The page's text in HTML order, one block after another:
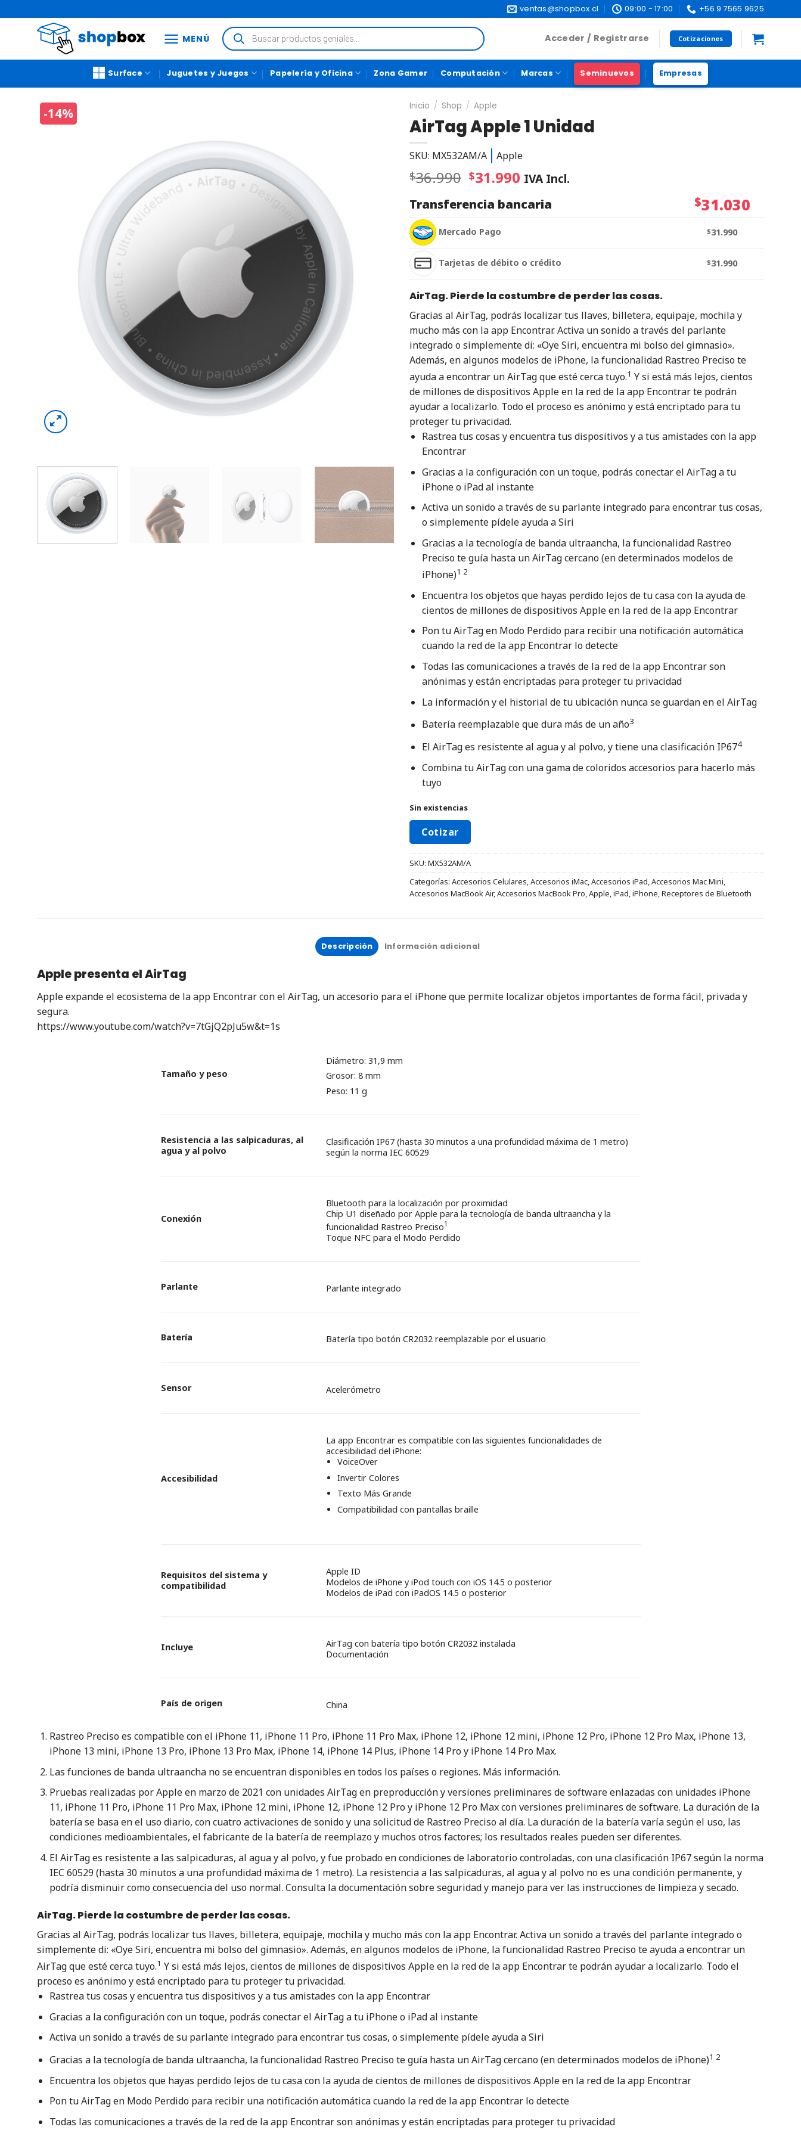
ventas@shopbox.cl 09:00 - 17:00 +56 9 7565 9625
MENÚ Acceder / Registrarse Cotizaciones
Surface Juguetes y Juegos Papelería y Oficina Zona Gamer Computación Marcas Seminuevos Empresas
-14% Inicio / Shop / Apple
AirTag Apple 1 Unidad
SKU: MX532AM/A Apple
$36.990 $31.990 IVA Incl.
Transferencia bancaria
$31.030
Mercado Pago $31.990
Tarjetas de débito o crédito $31.990
AirTag. Pierde la costumbre de perder las cosas.
Gracias al AirTag, podrás localizar tus llaves, billetera, equipaje, mochila y
mucho más con la app Encontrar. Activa un sonido a través del parlante
integrado o simplemente di: «Oye Siri, encuentra mi bolso del gimnasio».
Además, en algunos modelos de iPhone, la funcionalidad Rastreo Preciso te
ayuda a encontrar un AirTag que esté cerca tuyo.1 Y si está más lejos, cientos
de millones de dispositivos Apple en la red de la app Encontrar te podrán
ayudar a localizarlo. Todo el proceso es anónimo y está encriptado para tu
proteger tu privacidad.
Rastrea tus cosas y encuentra tus dispositivos y a tus amistades con la app
Encontrar
Gracias a la configuración con un toque, podrás conectar el AirTag a tu
iPhone o iPad al instante
Activa un sonido a través de su parlante integrado para encontrar tus cosas,
o simplemente pídele ayuda a Siri
Gracias a la tecnología de banda ultraancha, la funcionalidad Rastreo
Preciso te guía hasta un AirTag cercano (en determinados modelos de
iPhone)1 2
Encuentra los objetos que hayas perdido lejos de tu casa con la ayuda de
cientos de millones de dispositivos Apple en la red de la app Encontrar
Pon tu AirTag en Modo Perdido para recibir una notificación automática
cuando la red de la app Encontrar lo detecte
Todas las comunicaciones a través de la red de la app Encontrar son
anónimas y están encriptadas para proteger tu privacidad
La información y el historial de tu ubicación nunca se guardan en el AirTag
Batería reemplazable que dura más de un año3
El AirTag es resistente al agua y al polvo, y tiene una clasificación IP674
Combina tu AirTag con una gama de coloridos accesorios para hacerlo más
tuyo
Sin existencias
Cotizar
SKU: MX532AM/A
Categorías: Accesorios Celulares,Accesorios iMac,Accesorios iPad,Accesorios Mac Mini,
Accesorios MacBook Air,Accesorios MacBook Pro,Apple,iPad,iPhone,Receptores de Bluetooth
Descripción Información adicional
Apple presenta el AirTag
Apple expande el ecosistema de la app Encontrar con el AirTag, un accesorio para el iPhone que permite localizar objetos importantes de forma fácil, privada y
segura.
https://www.youtube.com/watch?v=7tGjQ2pJu5w&t=1s
Tamaño y peso
Diámetro: 31,9 mm
Grosor: 8 mm
Peso: 11 g
Resistencia a las salpicaduras, al
agua y al polvo
Clasificación IP67 (hasta 30 minutos a una profundidad máxima de 1 metro)
según la norma IEC 60529
Conexión
Bluetooth para la localización por proximidad
Chip U1 diseñado por Apple para la tecnología de banda ultraancha y la
funcionalidad Rastreo Preciso1
Toque NFC para el Modo Perdido
Parlante Parlante integrado
Batería Batería tipo botón CR2032 reemplazable por el usuario
Sensor Acelerómetro
Accesibilidad
La app Encontrar es compatible con las siguientes funcionalidades de
accesibilidad del iPhone:
VoiceOver
Invertir Colores
Texto Más Grande
Compatibilidad con pantallas braille
Requisitos del sistema y
compatibilidad
Apple ID
Modelos de iPhone y iPod touch con iOS 14.5 o posterior
Modelos de iPad con iPadOS 14.5 o posterior
Incluye
AirTag con batería tipo botón CR2032 instalada
Documentación
País de origen China
Rastreo Preciso es compatible con el iPhone 11, iPhone 11 Pro, iPhone 11 Pro Max, iPhone 12, iPhone 12 mini, iPhone 12 Pro, iPhone 12 Pro Max, iPhone 13,
iPhone 13 mini, iPhone 13 Pro, iPhone 13 Pro Max, iPhone 14, iPhone 14 Plus, iPhone 14 Pro y iPhone 14 Pro Max.
Las funciones de banda ultraancha no se encuentran disponibles en todos los países o regiones. Más información.
Pruebas realizadas por Apple en marzo de 2021 con unidades AirTag en preproducción y versiones preliminares de software enlazadas con unidades iPhone
11, iPhone 11 Pro, iPhone 11 Pro Max, iPhone 12 mini, iPhone 12, iPhone 12 Pro y iPhone 12 Pro Max con versiones preliminares de software. La duración de la
batería se basa en el uso diario, con cuatro activaciones de sonido y una solicitud de Rastreo Preciso al día. La duración de la batería varía según el uso, las
condiciones medioambientales, el fabricante de la batería de reemplazo y muchos otros factores; los resultados reales pueden ser diferentes.
El AirTag es resistente a las salpicaduras, al agua y al polvo, y fue probado en condiciones de laboratorio controladas, con una clasificación IP67 según la norma
IEC 60529 (hasta 30 minutos a una profundidad máxima de 1 metro). La resistencia a las salpicaduras, al agua y al polvo no es una condición permanente, y
podría disminuir como consecuencia del uso normal. Consulta la documentación sobre seguridad y manejo para ver las instrucciones de limpieza y secado.
AirTag. Pierde la costumbre de perder las cosas.
Gracias al AirTag, podrás localizar tus llaves, billetera, equipaje, mochila y mucho más con la app Encontrar. Activa un sonido a través del parlante integrado o
simplemente di: «Oye Siri, encuentra mi bolso del gimnasio». Además, en algunos modelos de iPhone, la funcionalidad Rastreo Preciso te ayuda a encontrar un
AirTag que esté cerca tuyo.1 Y si está más lejos, cientos de millones de dispositivos Apple en la red de la app Encontrar te podrán ayudar a localizarlo. Todo el
proceso es anónimo y está encriptado para tu proteger tu privacidad.
Rastrea tus cosas y encuentra tus dispositivos y a tus amistades con la app Encontrar
Gracias a la configuración con un toque, podrás conectar el AirTag a tu iPhone o iPad al instante
Activa un sonido a través de su parlante integrado para encontrar tus cosas, o simplemente pídele ayuda a Siri
Gracias a la tecnología de banda ultraancha, la funcionalidad Rastreo Preciso te guía hasta un AirTag cercano (en determinados modelos de iPhone)1 2
Encuentra los objetos que hayas perdido lejos de tu casa con la ayuda de cientos de millones de dispositivos Apple en la red de la app Encontrar
Pon tu AirTag en Modo Perdido para recibir una notificación automática cuando la red de la app Encontrar lo detecte
Todas las comunicaciones a través de la red de la app Encontrar son anónimas y están encriptadas para proteger tu privacidad